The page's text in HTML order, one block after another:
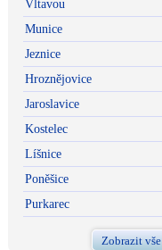
Vltavou
Munice
Jeznice
Hroznějovice
Jaroslavice
Kostelec
Líšnice
Poněšice
Purkarec
Zobrazit vše